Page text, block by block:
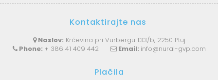
Kontaktirajte nas
Naslov: Krčevina pri Vurbergu 133/b, 2250 Ptuj
Phone: + 386 41 409 442 Email: info@nural-gvp.com
Plačila